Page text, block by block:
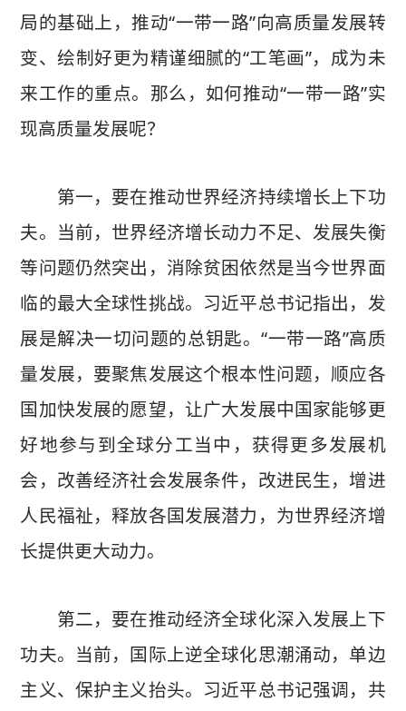
局的基础上，推动“一带一路”向高质量发展转
变、绘制好更为精谨细腻的“工笔画”，成为未
来工作的重点。那么，如何推动“一带一路”实
现高质量发展呢？
第一，要在推动世界经济持续增长上下功
夫。当前，世界经济增长动力不足、发展失衡
等问题仍然突出，消除贫困依然是当今世界面
临的最大全球性挑战。习近平总书记指出，发
展是解决一切问题的总钥匙。“一带一路”高质
量发展，要聚焦发展这个根本性问题，顺应各
国加快发展的愿望，让广大发展中国家能够更
好地参与到全球分工当中，获得更多发展机
会，改善经济社会发展条件，改进民生，增进
人民福祉，释放各国发展潜力，为世界经济增
长提供更大动力。
第二，要在推动经济全球化深入发展上下
功夫。当前，国际上逆全球化思潮涌动，单边
主义、保护主义抬头。习近平总书记强调，共